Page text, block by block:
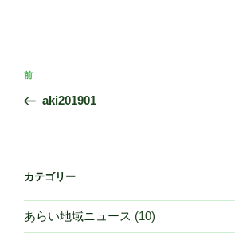
投
ナ
ー
シ
ョ
前
の
前
aki201901
カテゴリー
あらい地域ニュース (10)